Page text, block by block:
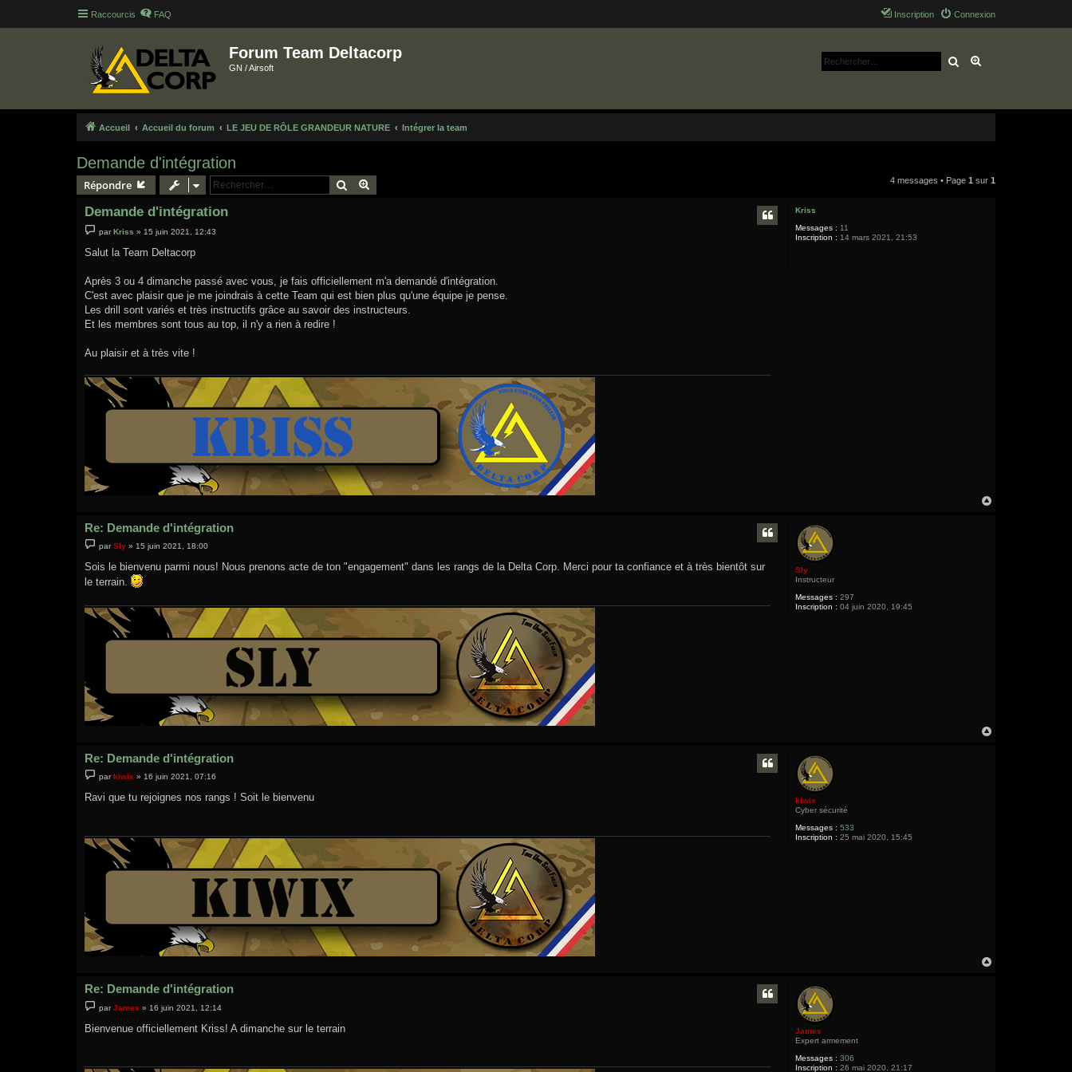
Raccourcis FAQ Connexion
Inscription
Forum Team Deltacorp
GN / Airsoft Rechercher
Accueil Accueil du forum LE JEU DE RÔLE GRANDEUR NATURE Intégrer la team
Demande d'intégration
Répondre Rechercher 4 messages • Page 1 sur 1
Kriss
Messages : 11
Inscription : 14 mars 2021, 21:53
Demande d'intégration
e
s
s
e
parKriss » 15 juin 2021, 12:43
Salut la Team Deltacorp
Après 3 ou 4 dimanche passé avec vous, je fais officiellement m'a demandé d'intégration.
C'est avec plaisir que je me joindrais à cette Team qui est bien plus qu'une équipe je pense.
Les drill sont variés et très instructifs grâce au savoir des instructeurs.
Et les membres sont tous au top, il n'y a rien à redire !
Au plaisir et à très vite !
Sly
Instructeur
Messages : 297
Inscription : 04 juin 2020, 19:45
Re: Demande d'intégration
e
s
s
a
parSly »15 juin 2021, 18:00
Sois le bienvenu parmi nous! Nous prenons acte de ton "engagement" dans les rangs de la Delta Corp. Merci pour ta confiance et à très bientôt sur
le terrain.
kiwix
Cyber sécurité
Messages : 533
Inscription : 25 mai 2020, 15:45
Re: Demande d'intégration
e
s
par kiwix »16 juin 2021, 07:16
Ravi que tu rejoignes nos rangs ! Soit le bienvenu
James
Expert armement
Messages : 306
Inscription : 26 mai 2020, 21:17
Re: Demande d'intégration
e
s
parJames » 16 juin 2021, 12:14
Bienvenue officiellement Kriss! A dimanche sur le terrain